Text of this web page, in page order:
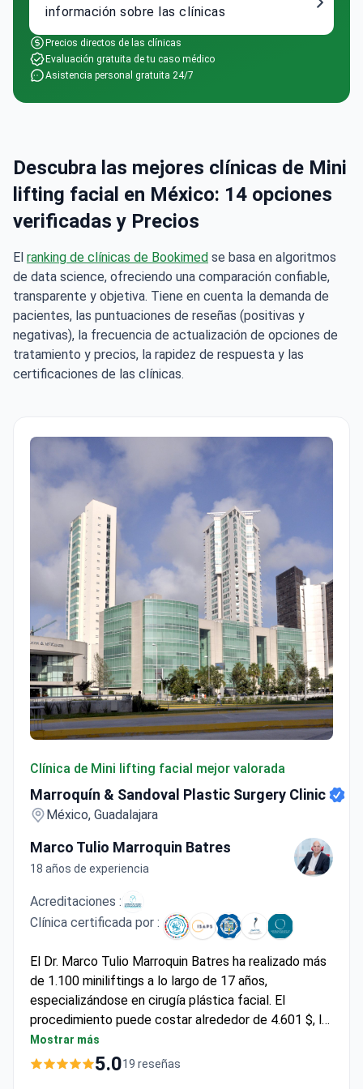
información sobre las clínicas
Precios directos de las clínicas
Evaluación gratuita de tu caso médico
Asistencia personal gratuita 24/7
Descubra las mejores clínicas de Mini
lifting facial en México: 14 opciones
verificadas y Precios
El ranking de clínicas de Bookimed se basa en algoritmos
de data science, ofreciendo una comparación confiable,
transparente y objetiva. Tiene en cuenta la demanda de
pacientes, las puntuaciones de reseñas (positivas y
negativas), la frecuencia de actualización de opciones de
tratamiento y precios, la rapidez de respuesta y las
certificaciones de las clínicas.
Clínica de Mini lifting facial mejor valorada
Marroquín & Sandoval Plastic Surgery Clinic
México, Guadalajara
Marco Tulio Marroquin Batres
18 años de experiencia
Acreditaciones :
Clínica certificada por :
El Dr. Marco Tulio Marroquin Batres ha realizado más
de 1.100 miniliftings a lo largo de 17 años,
especializándose en cirugía plástica facial. El
procedimiento puede costar alrededor de 4.601 $, lo
que cubre típicamente los gastos hospitalarios, la
consulta preoperatoria, 1 noche de estancia, las
Mostrar más
5.019 reseñas